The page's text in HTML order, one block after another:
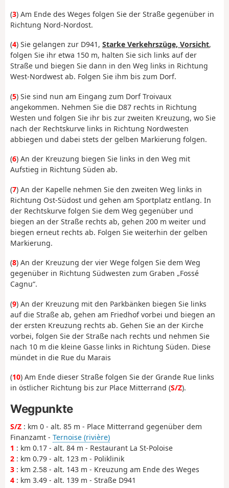
(3) Am Ende des Weges folgen Sie der Straße gegenüber in
Richtung Nord-Nordost.
(4) Sie gelangen zur D941, Starke Verkehrszüge, Vorsicht,
folgen Sie ihr etwa 150 m, halten Sie sich links auf der
Straße und biegen Sie dann in den Weg links in Richtung
West-Nordwest ab. Folgen Sie ihm bis zum Dorf.
(5) Sie sind nun am Eingang zum Dorf Troivaux
angekommen. Nehmen Sie die D87 rechts in Richtung
Westen und folgen Sie ihr bis zur zweiten Kreuzung, wo Sie
nach der Rechtskurve links in Richtung Nordwesten
abbiegen und dabei stets der gelben Markierung folgen.
(6) An der Kreuzung biegen Sie links in den Weg mit
Aufstieg in Richtung Süden ab.
(7) An der Kapelle nehmen Sie den zweiten Weg links in
Richtung Ost-Südost und gehen am Sportplatz entlang. In
der Rechtskurve folgen Sie dem Weg gegenüber und
biegen an der Straße rechts ab, gehen 200 m weiter und
biegen erneut rechts ab. Folgen Sie weiterhin der gelben
Markierung.
(8) An der Kreuzung der vier Wege folgen Sie dem Weg
gegenüber in Richtung Südwesten zum Graben „Fossé
Cagnu“.
(9) An der Kreuzung mit den Parkbänken biegen Sie links
auf die Straße ab, gehen am Friedhof vorbei und biegen an
der ersten Kreuzung rechts ab. Gehen Sie an der Kirche
vorbei, folgen Sie der Straße nach rechts und nehmen Sie
nach 10 m die kleine Gasse links in Richtung Süden. Diese
mündet in die Rue du Marais
(10) Am Ende dieser Straße folgen Sie der Grande Rue links
in östlicher Richtung bis zur Place Mitterrand (S/Z).
Wegpunkte
S/Z : km 0 - alt. 85 m - Place Mitterrand gegenüber dem
Finanzamt - Ternoise (rivière)
1 : km 0.17 - alt. 84 m - Restaurant La St-Poloise
2 : km 0.79 - alt. 123 m - Poliklinik
3 : km 2.58 - alt. 143 m - Kreuzung am Ende des Weges
4 : km 3.49 - alt. 139 m - Straße D941